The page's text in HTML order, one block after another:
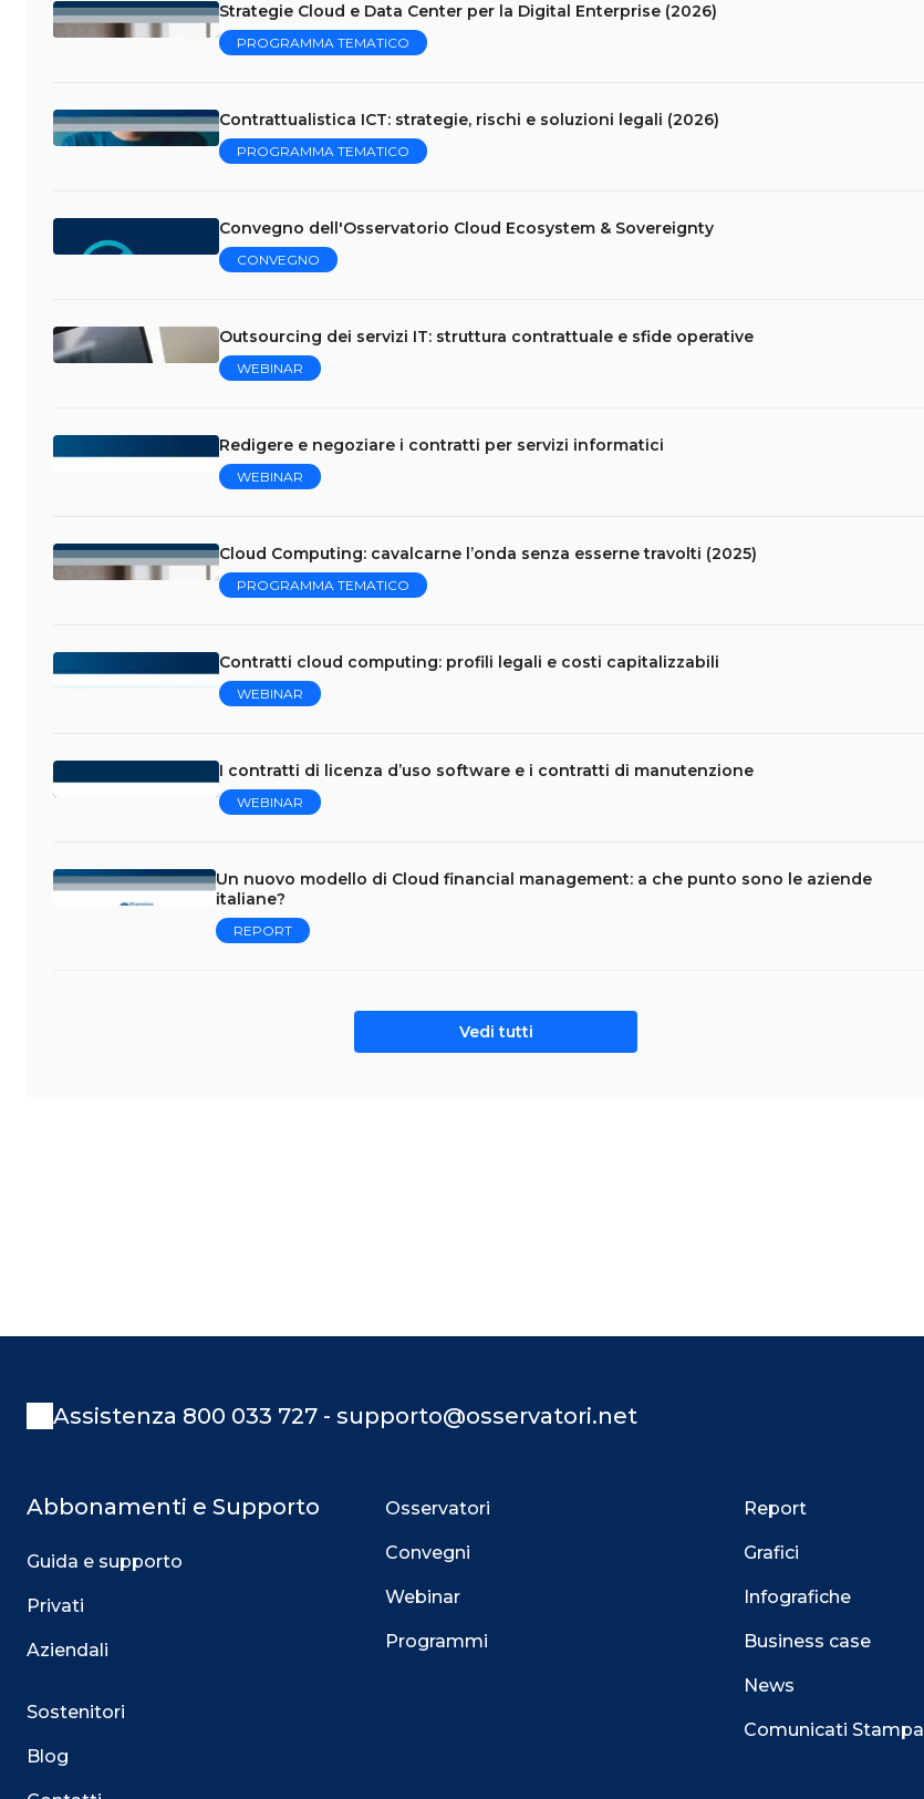
Strategie Cloud e Data Center per la Digital Enterprise (2026)
PROGRAMMA TEMATICO
Contrattualistica ICT: strategie, rischi e soluzioni legali (2026)
PROGRAMMA TEMATICO
Convegno dell'Osservatorio Cloud Ecosystem & Sovereignty
CONVEGNO
Outsourcing dei servizi IT: struttura contrattuale e sfide operative
WEBINAR
Redigere e negoziare i contratti per servizi informatici
WEBINAR
Cloud Computing: cavalcarne l’onda senza esserne travolti (2025)
PROGRAMMA TEMATICO
Contratti cloud computing: profili legali e costi capitalizzabili
WEBINAR
I contratti di licenza d’uso software e i contratti di manutenzione
WEBINAR
Un nuovo modello di Cloud financial management: a che punto sono le aziende
italiane?
REPORT
Vedi tutti
Assistenza 800 033 727 - supporto@osservatori.net
Abbonamenti e Supporto
Guida e supporto
Privati
Aziendali
Sostenitori
Blog
Osservatori
Convegni
Webinar
Programmi
Report
Grafici
Infografiche
Business case
News
Comunicati Stampa